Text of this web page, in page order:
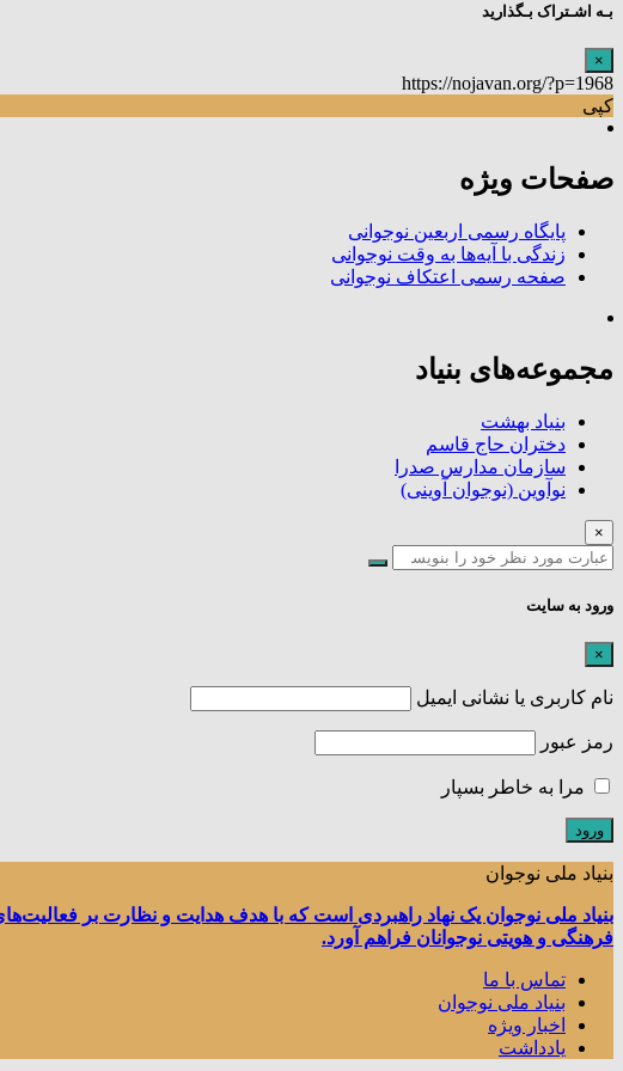
بـه اشـتراک بـگذارید
×
https://nojavan.org/?p=1968
کپی
صفحات ویژه
پایگاه رسمی اربعین نوجوانی
زندگی با آیه‌ها به وقت نوجوانی
صفحه رسمی اعتکاف نوجوانی
مجموعه‌های بنیاد
بنیاد بهشت
دختران حاج قاسم
سازمان مدارس صدرا
نوآوین (نوجوان آوینی)
×
ورود به سایت
×
نام کاربری یا نشانی ایمیل
رمز عبور
مرا به خاطر بسپار
بنیاد ملی نوجوان
بنیاد ملی نوجوان یک نهاد راهبردی است که با هدف هدایت و نظارت بر
فرهنگی و هویتی نوجوانان فراهم آورد.
تماس با ما
بنیاد ملی نوجوان
اخبار ویژه
یادداشت